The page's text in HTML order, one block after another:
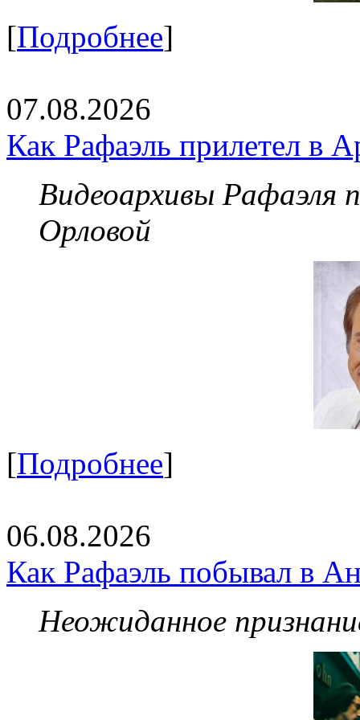
[Подробнее]
07.08.2026
Как Рафаэль прилетел в
Видеоархивы Рафаэля
Орловой
[Подробнее]
06.08.2026
Как Рафаэль побывал в
Неожиданное